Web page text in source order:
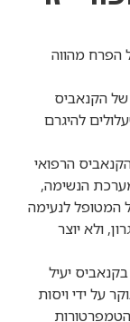
הפרח מהווה
של הקנאביס
להיגרם
הרפואי
הנשימה,
המטופל לנעימה
ולא יוצר
יעיל
על ידי ויסות